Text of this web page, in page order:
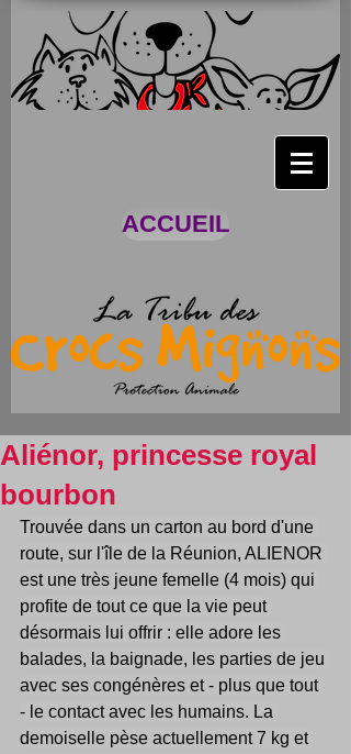
ACCUEIL
Aliénor, princesse royal
bourbon
Trouvée dans un carton au bord d'une
route, sur l'île de la Réunion, ALIENOR
est une très jeune femelle (4 mois) qui
profite de tout ce que la vie peut
désormais lui offrir : elle adore les
balades, la baignade, les parties de jeu
avec ses congénères et - plus que tout
- le contact avec les humains. La
demoiselle pèse actuellement 7 kg et